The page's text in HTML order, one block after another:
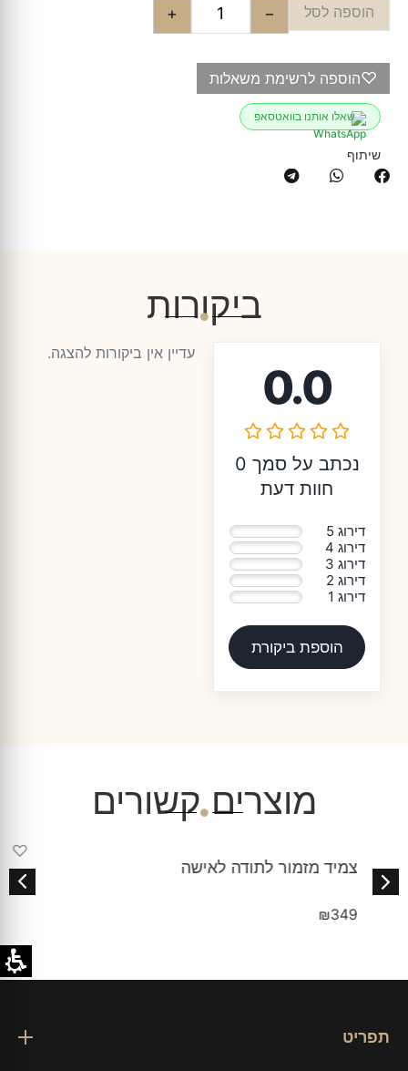
−
+ הוספה לסל
♡הוספה לרשימת משאלות
שאלו אותנו בוואטסאפ
שיתוף
ביקורות
0.0
נכתב על סמך 0
חוות דעת
דירוג 5
דירוג 4
דירוג 3
דירוג 2
דירוג 1
הוספת ביקורת
עדיין אין ביקורות להצגה.
מוצרים קשורים
צמיד מזמור לתודה לאישה
₪349
תפריט